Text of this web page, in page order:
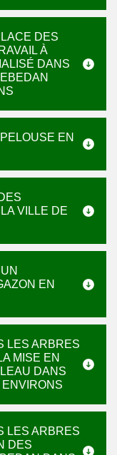
DES
À
DANS
EN
VILLE DE
EN
LES ARBRES
MISE EN
DANS
LES ARBRES
DES